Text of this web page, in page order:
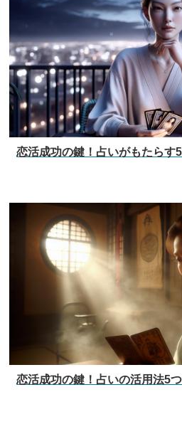
恋活成功の鍵！占いがもたらす
恋活成功の鍵！占いの活用法5つ